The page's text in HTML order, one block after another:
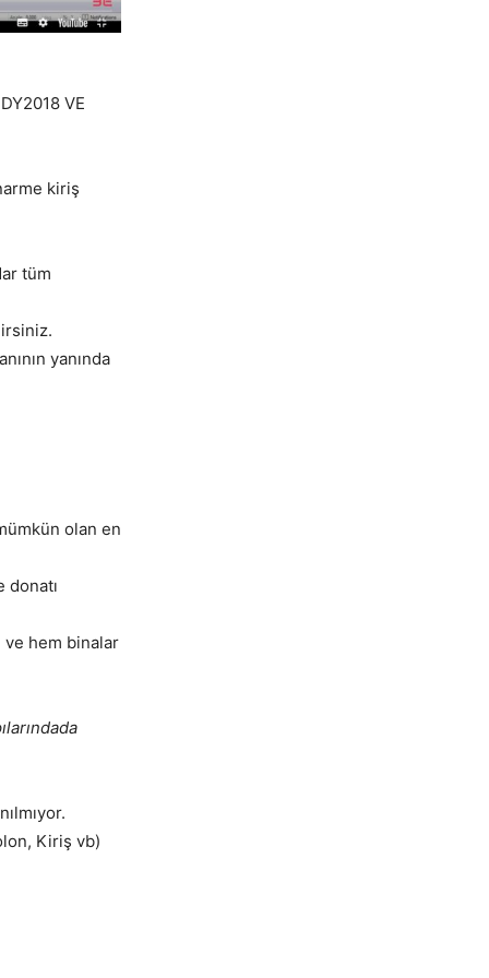
VE
kiriş
tüm
yanında
olan en
donatı
ve hem binalar
Kiriş vb)